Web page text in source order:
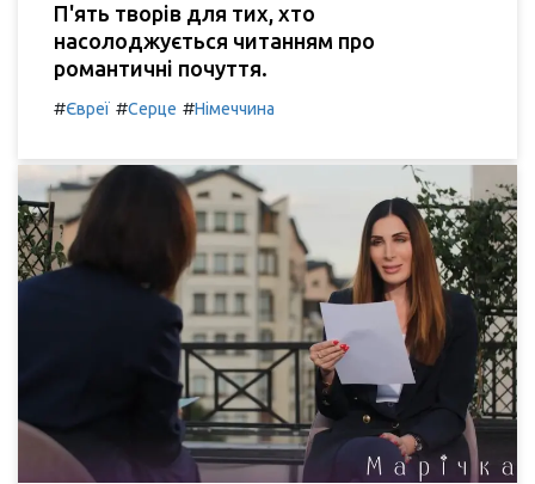
П'ять творів для тих, хто
насолоджується читанням про
романтичні почуття.
#Євреї #Серце #Німеччина